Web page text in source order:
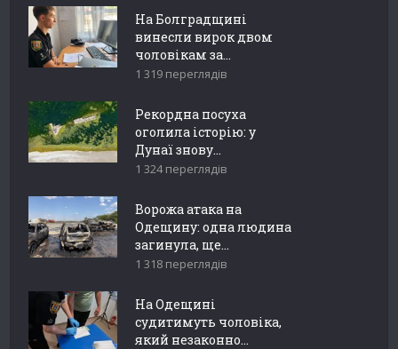
На Болградщині
винесли вирок двом
чоловікам за...
1 319 переглядів
Рекордна посуха
оголила історію: у
Дунаї знову...
1 324 переглядів
Ворожа атака на
Одещину: одна людина
загинула, ще...
1 318 переглядів
На Одещині
судитимуть чоловіка,
який незаконно...